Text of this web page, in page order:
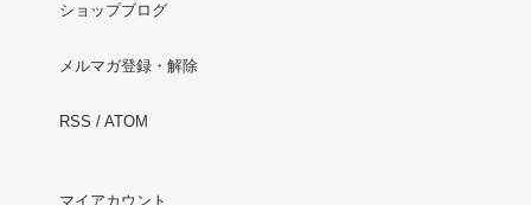
ショップブログ
メルマガ登録・解除
RSS / ATOM
マイアカウント